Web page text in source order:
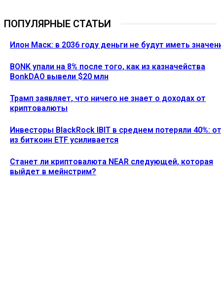
ПОПУЛЯРНЫЕ СТАТЬИ
Илон Маск: в 2036 году деньги не будут иметь
BONK упали на 8% после того, как из казначейства
BonkDAO вывели $20 млн
Трамп заявляет, что ничего не знает о доходах от
криптовалюты
Инвесторы BlackRock IBIT в среднем потеряли 40%:
из биткоин ETF усиливается
Станет ли криптовалюта NEAR следующей, которая
выйдет в мейнстрим?